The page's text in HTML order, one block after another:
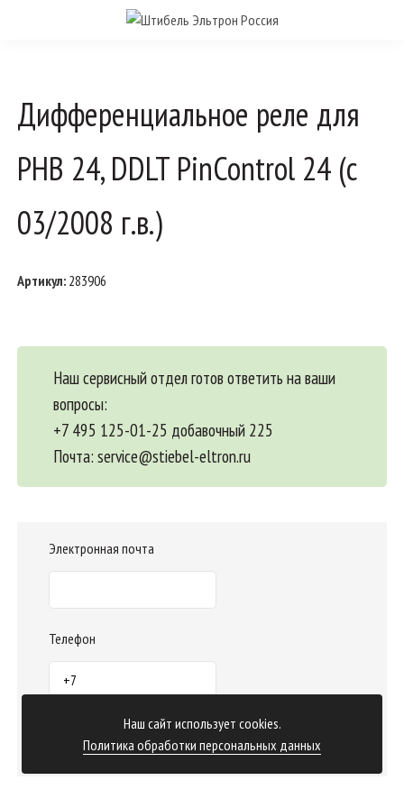
Дифференциальное реле для
PHB 24, DDLT PinControl 24 (с
03/2008 г.в.)
Артикул: 283906
Наш сервисный отдел готов ответить на ваши
вопросы:
+7 495 125-01-25 добавочный 225
Почта: service@stiebel-eltron.ru
Электронная почта
Телефон
Отправить заказ
Наш сайт использует cookies.
Политика обработки персональных данных